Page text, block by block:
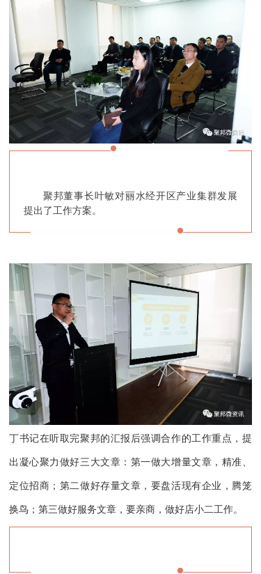
聚邦董事长叶敏对丽水经开区产业集群发展
提出了工作方案。
丁书记在听取完聚邦的汇报后强调合作的工作重点，提
出凝心聚力做好三大文章：第一做大增量文章，精准、
定位招商；第二做好存量文章，要盘活现有企业，腾笼
换鸟；第三做好服务文章，要亲商，做好店小二工作。